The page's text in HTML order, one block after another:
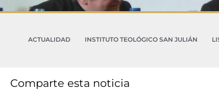
ACTUALIDAD INSTITUTO TEOLÓGICO SAN JULIÁN
Comparte esta noticia